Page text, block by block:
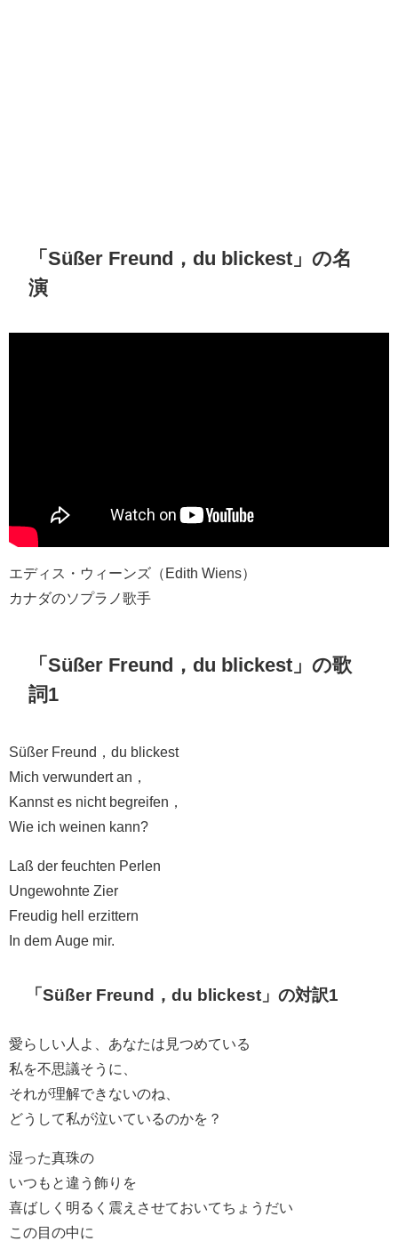
「Süßer Freund，du blickest」の名
演
エディス・ウィーンズ（Edith Wiens）
カナダのソプラノ歌手
「Süßer Freund，du blickest」の歌
詞1
Süßer Freund，du blickest
Mich verwundert an，
Kannst es nicht begreifen，
Wie ich weinen kann?
Laß der feuchten Perlen
Ungewohnte Zier
Freudig hell erzittern
In dem Auge mir.
「Süßer Freund，du blickest」の対訳1
愛らしい人よ、あなたは見つめている
私を不思議そうに、
それが理解できないのね、
どうして私が泣いているのかを？
湿った真珠の
いつもと違う飾りを
喜ばしく明るく震えさせておいてちょうだい
この目の中に